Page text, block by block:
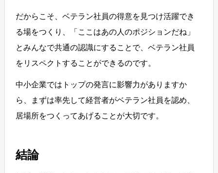
だからこそ、ベテラン社員の得意を見つけ活躍でき
る場をつくり、「ここはあの人のポジションだね」
とみんなで共通の認識にすることで、ベテラン社員
をリスペクトすることができるのです。
中小企業ではトップの発言に影響力がありますか
ら、まずは率先して経営者がベテラン社員を認め、
居場所をつくってあげることが大切です。
結論